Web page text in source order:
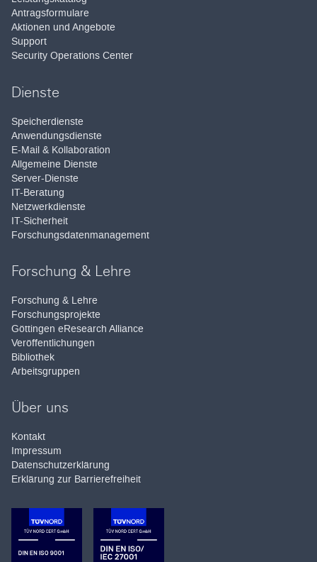
Antragsformulare
Aktionen und Angebote
Support
Security Operations Center
Dienste
Speicherdienste
Anwendungsdienste
E-Mail & Kollaboration
Allgemeine Dienste
Server-Dienste
IT-Beratung
Netzwerkdienste
IT-Sicherheit
Forschungsdatenmanagement
Forschung & Lehre
Forschung & Lehre
Forschungsprojekte
Göttingen eResearch Alliance
Veröffentlichungen
Bibliothek
Arbeitsgruppen
Über uns
Kontakt
Impressum
Datenschutzerklärung
Erklärung zur Barrierefreiheit